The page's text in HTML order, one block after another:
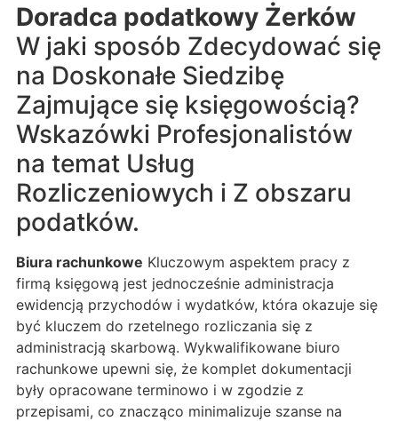
Doradca podatkowy Żerków
W jaki sposób Zdecydować się
na Doskonałe Siedzibę
Zajmujące się księgowością?
Wskazówki Profesjonalistów
na temat Usług
Rozliczeniowych i Z obszaru
podatków.
Biura rachunkowe Kluczowym aspektem pracy z
firmą księgową jest jednocześnie administracja
ewidencją przychodów i wydatków, która okazuje się
być kluczem do rzetelnego rozliczania się z
administracją skarbową. Wykwalifikowane biuro
rachunkowe upewni się, że komplet dokumentacji
były opracowane terminowo i w zgodzie z
przepisami, co znacząco minimalizuje szanse na